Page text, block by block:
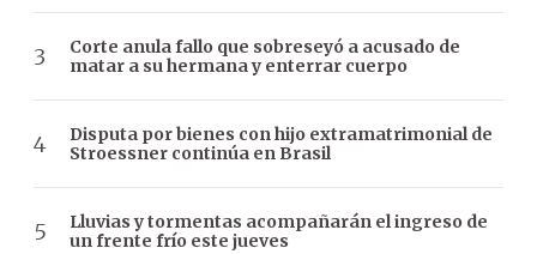
Corte anula fallo que sobreseyó a acusado de
matar a su hermana y enterrar cuerpo
Disputa por bienes con hijo extramatrimonial de
Stroessner continúa en Brasil
Lluvias y tormentas acompañarán el ingreso de
un frente frío este jueves